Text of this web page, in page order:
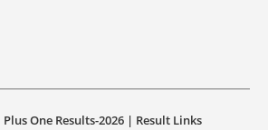
One Results-2026 | Result Links